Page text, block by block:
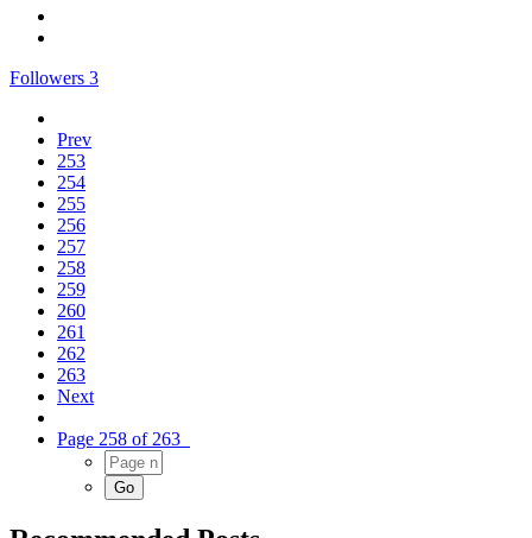
Followers 3
Prev
253
254
255
256
257
258
259
260
261
262
263
Next
Page 258 of 263